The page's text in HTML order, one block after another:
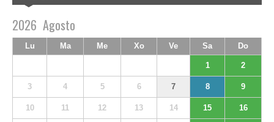
2026 Agosto
Lu Ma Me Xo Ve Sa Do
1 2
3 4 5 6 7 8 9
10 11 12 13 14 15 16